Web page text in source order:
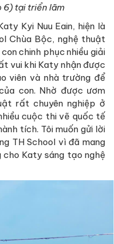
6) tại triển lãm
Kyi Nuu Eain, hiện là
Chùa Bộc, nghệ thuật
chinh phục nhiều giải
vui khi Katy nhận được
viên và nhà trường để
con. Nhờ được ươm
rất chuyên nghiệp ở
cuộc thi vẽ quốc tế
tích. Tôi muốn gửi lời
TH School vì đã mang
cho Katy sáng tạo nghệ